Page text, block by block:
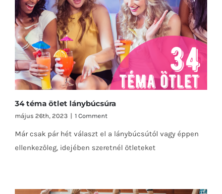
34 téma ötlet lánybúcsúra
május 26th, 2023 | 1 Comment
Már csak pár hét választ el a lánybúcsútól vagy éppen
ellenkezőleg, idejében szeretnél ötleteket